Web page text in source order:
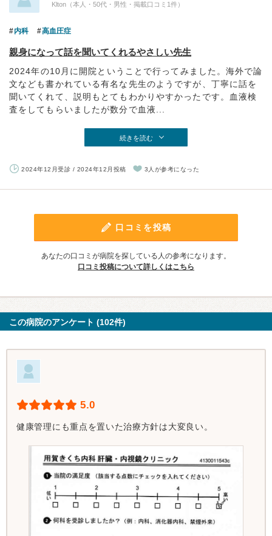
Klton（本人・50代・男性・掲載口コミ1件）
内科 高血圧症
親身になって話を聞いてくれるやさしい先生
2024年の10月に開院ということで行ってみました。海外で論
文なども書かれている有名な先生のようですが、丁寧に話を
聞いてくれて、説明もとてもわかりやすかったです。血液検
査をしてもらいましたが数分で血液...
続きを読む
2024年12月受診 / 2024年12月投稿 3人が参考になった
口コミを投稿
あなたの口コミが病院を探している人の参考になります。
口コミ投稿について詳しくはこちら
この病院のアンケート (102件)
5.0
健康管理にも重点を置いた治療方針は大変良い。